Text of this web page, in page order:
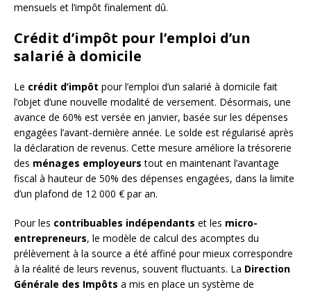
mensuels et l’impôt finalement dû.
Crédit d’impôt pour l’emploi d’un
salarié à domicile
Le crédit d’impôt pour l’emploi d’un salarié à domicile fait
l’objet d’une nouvelle modalité de versement. Désormais, une
avance de 60% est versée en janvier, basée sur les dépenses
engagées l’avant-dernière année. Le solde est régularisé après
la déclaration de revenus. Cette mesure améliore la trésorerie
des ménages employeurs tout en maintenant l’avantage
fiscal à hauteur de 50% des dépenses engagées, dans la limite
d’un plafond de 12 000 € par an.
Pour les contribuables indépendants et les micro-
entrepreneurs, le modèle de calcul des acomptes du
prélèvement à la source a été affiné pour mieux correspondre
à la réalité de leurs revenus, souvent fluctuants. La Direction
Générale des Impôts a mis en place un système de